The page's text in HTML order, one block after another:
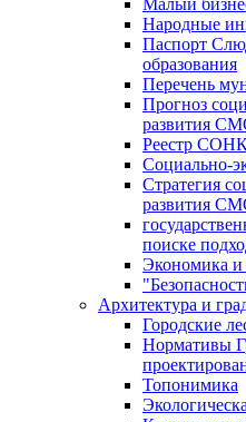
Малый
Народные
Паспорт
образования
Перечень
Прогноз
развития
Реестр
Социально-
Стратегия
развития
поиске
Экономика и
Архитектура и
Городские
Нормативы
Топонимика